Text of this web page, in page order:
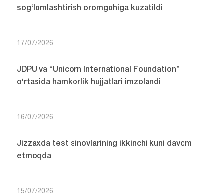
sog‘lomlashtirish oromgohiga kuzatildi
17/07/2026
JDPU va “Unicorn International Foundation”
o‘rtasida hamkorlik hujjatlari imzolandi
16/07/2026
Jizzaxda test sinovlarining ikkinchi kuni davom
etmoqda
15/07/2026